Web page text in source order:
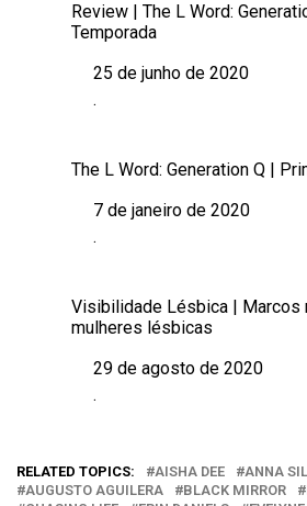
Review | The L Word:
Temporada
Data
25 de junho de 2020
Em relação a
.
The L Word: Generation Q |
Data7 de janeiro de 2020
Em relação a
.
Visibilidade Lésbica | Marcos
mulheres lésbicas
Data
29 de agosto de 2020
Em relação a
.
RELATED TOPICS: AISHA DEE
ANNA
AUGUSTO AGUILERA
BLACK MIRROR